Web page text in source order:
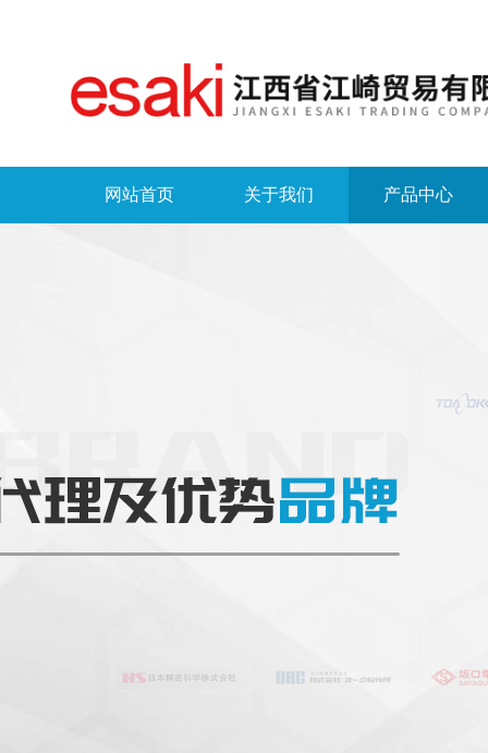
网站首页 关于我们 产品中心